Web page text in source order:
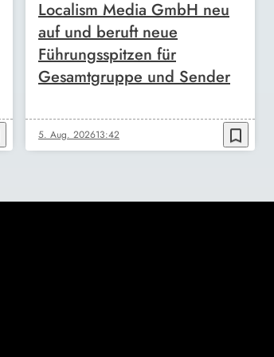
Localism Media GmbH neu
auf und beruft neue
Führungsspitzen für
Gesamtgruppe und Sender
5. Aug. 202613:42 bookmark_border